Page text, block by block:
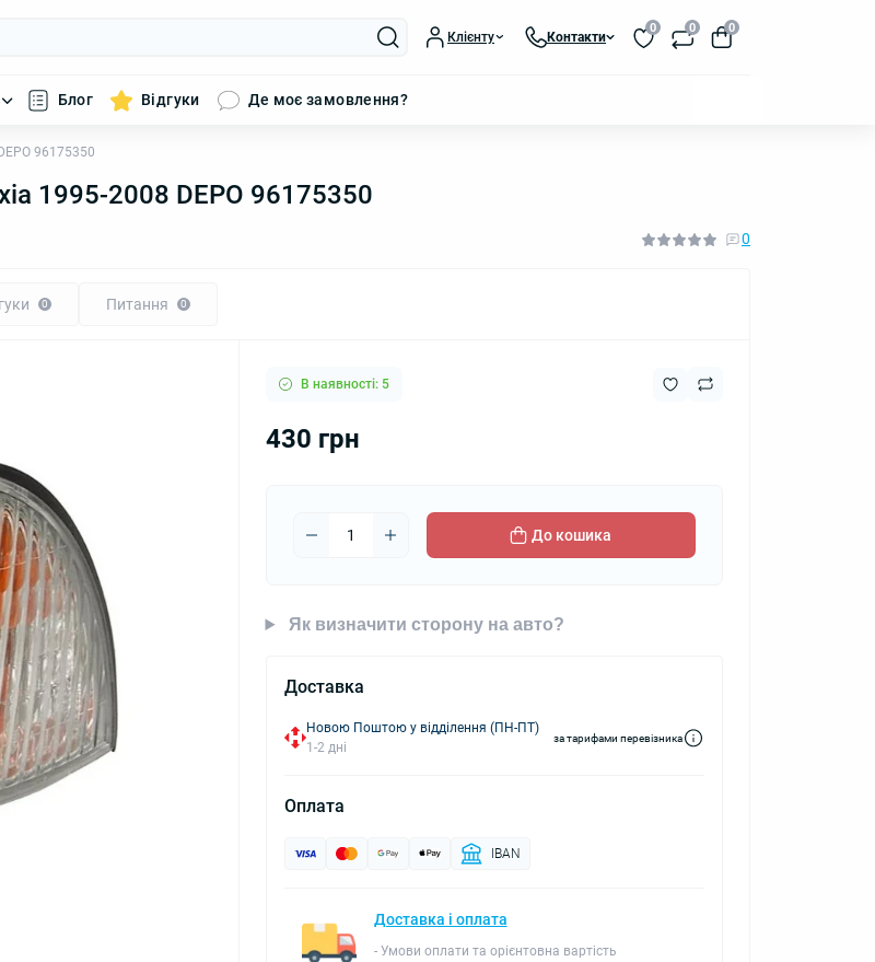
Клієнту Контакти
0 0 0
Блог Відгуки Де моє замовлення?
96175350
1995-2008 DEPO 96175350
0
0 Питання 0
В наявності: 5
430 грн
До кошика
Як визначити сторону на авто?
Доставка
Новою Поштою у відділення (ПН-ПТ)
1-2 дні
за тарифами перевізника
Оплата
IBAN
Доставка і оплата
- Умови оплати та орієнтовна вартість